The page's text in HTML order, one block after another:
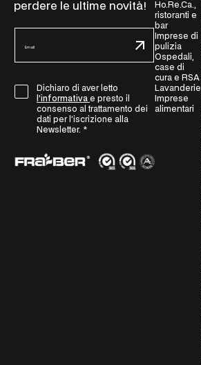
perdere le ultime novità!
a
g
Dichiaro di aver letto
l’informativa e presto il
consenso al trattamento dei
dati per l’iscrizione alla
Newsletter. *
Ho.Re.Ca.,
ristoranti e
bar
Imprese di
pulizia
Ospedali,
case di
cura e RSA
Lavanderie
Imprese
alimentari